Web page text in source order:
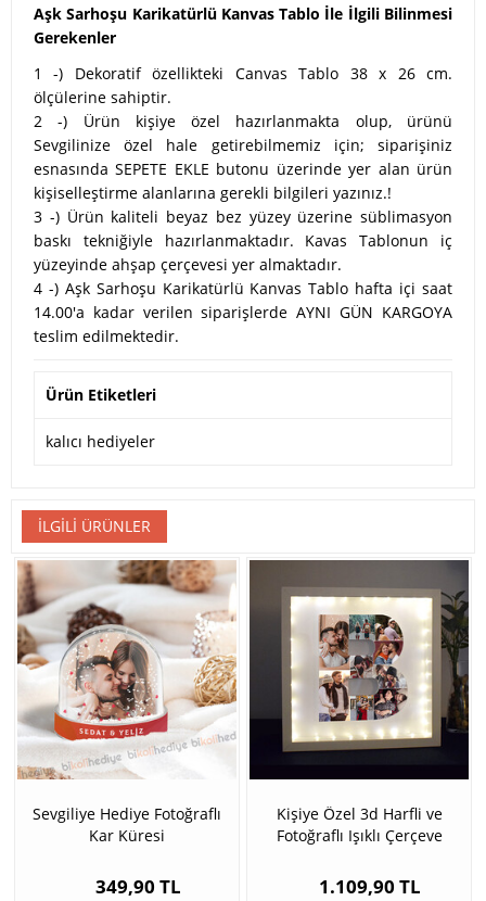
Aşk Sarhoşu Karikatürlü Kanvas Tablo İle İlgili Bilinmesi
Gerekenler
1 -) Dekoratif özellikteki Canvas Tablo 38 x 26 cm.
ölçülerine sahiptir.
2 -) Ürün kişiye özel hazırlanmakta olup, ürünü
Sevgilinize özel hale getirebilmemiz için; siparişiniz
esnasında SEPETE EKLE butonu üzerinde yer alan ürün
kişiselleştirme alanlarına gerekli bilgileri yazınız.!
3 -) Ürün kaliteli beyaz bez yüzey üzerine süblimasyon
baskı tekniğiyle hazırlanmaktadır. Kavas Tablonun iç
yüzeyinde ahşap çerçevesi yer almaktadır.
4 -) Aşk Sarhoşu Karikatürlü Kanvas Tablo hafta içi saat
14.00'a kadar verilen siparişlerde AYNI GÜN KARGOYA
teslim edilmektedir.
Ürün Etiketleri
kalıcı hediyeler
İLGILI ÜRÜNLER
Sevgiliye Hediye Fotoğraflı
Kar Küresi
349,90 TL
Kişiye Özel 3d Harfli ve
Fotoğraflı Işıklı Çerçeve
1.109,90 TL